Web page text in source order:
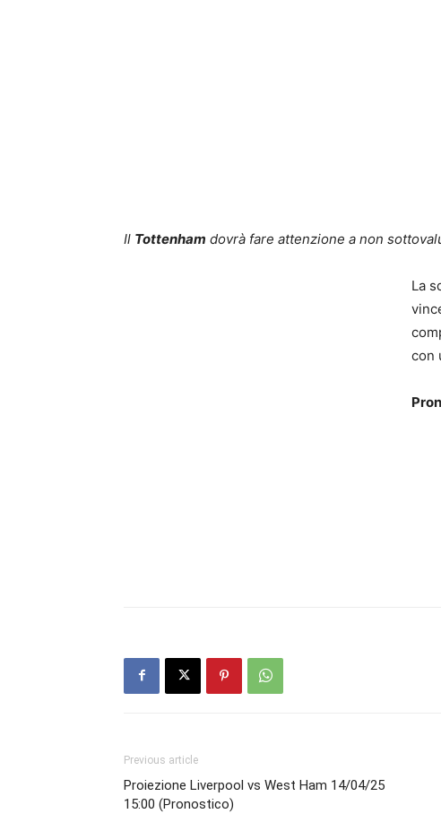
Il Tottenham dovrà fare attenzione a non
La
con
Previous article
Proiezione Liverpool vs West Ham 14/04/25
15:00 (Pronostico)